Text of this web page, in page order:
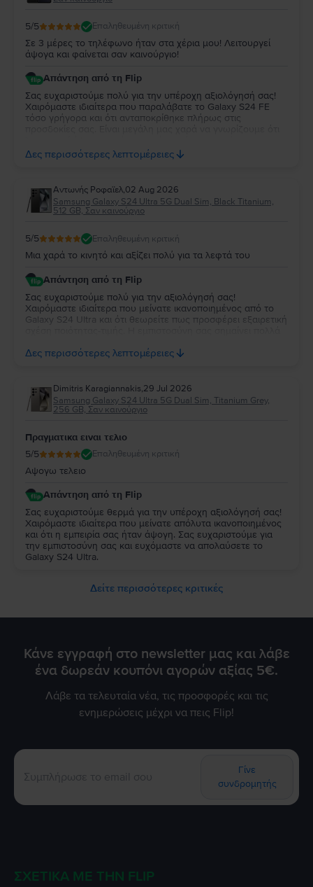
5/5 Επαληθευμένη κριτική
Σε 3 μέρες το τηλέφωνο ήταν στα χέρια μου! Λειτουργεί
άψογα και φαίνεται σαν καινούργιο!
Απάντηση από τη Flip
Σας ευχαριστούμε πολύ για την υπέροχη αξιολόγησή σας!
Χαιρόμαστε ιδιαίτερα που παραλάβατε το Galaxy S24 FE
τόσο γρήγορα και ότι ανταποκρίθηκε πλήρως στις
απόλυτα ικανοποιημένη. Σας ευχαριστούμε για την
εμπιστοσύνη σας και σας ευχόμαστε να χαρείτε τη νέα σας
Δες περισσότερες λεπτομέρειες
Aντωνής Ροφαϊελ,02 Aug 2026
Samsung Galaxy S24 Ultra 5G Dual Sim, Black Titanium,
512 GB, Σαν καινούργιο
5/5 Επαληθευμένη κριτική
Μια χαρά το κινητό και αξίζει πολύ για τα λεφτά του
Απάντηση από τη Flip
Σας ευχαριστούμε πολύ για την αξιολόγησή σας!
Χαιρόμαστε ιδιαίτερα που μείνατε ικανοποιημένος από το
Galaxy S24 Ultra και ότι θεωρείτε πως προσφέρει εξαιρετική
σας εξυπηρετήσουμε ξανά στο μέλλον!
Δες περισσότερες λεπτομέρειες
Dimitris Karagiannakis,29 Jul 2026
Samsung Galaxy S24 Ultra 5G Dual Sim, Titanium Grey,
256 GB, Σαν καινούργιο
Πραγματικα ειναι τελιο
5/5 Επαληθευμένη κριτική
Αψογω τελειο
Απάντηση από τη Flip
Σας ευχαριστούμε θερμά για την υπέροχη αξιολόγησή σας!
Χαιρόμαστε ιδιαίτερα που μείνατε απόλυτα ικανοποιημένος
και ότι η εμπειρία σας ήταν άψογη. Σας ευχαριστούμε για
την εμπιστοσύνη σας και ευχόμαστε να απολαύσετε το
Galaxy S24 Ultra.
Δείτε περισσότερες κριτικές
Κάνε εγγραφή στο newsletter μας και λάβε
ένα δωρεάν κουπόνι αγορών αξίας 5€.
Λάβε τα τελευταία νέα, τις προσφορές και τις
ενημερώσεις μέχρι να πεις Flip!
Γίνε
συνδρομητής
ΣΧΕΤΙΚΆ ΜΕ ΤΗΝ FLIP